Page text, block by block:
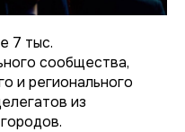
7 тыс.
сообщества,
и регионального
из